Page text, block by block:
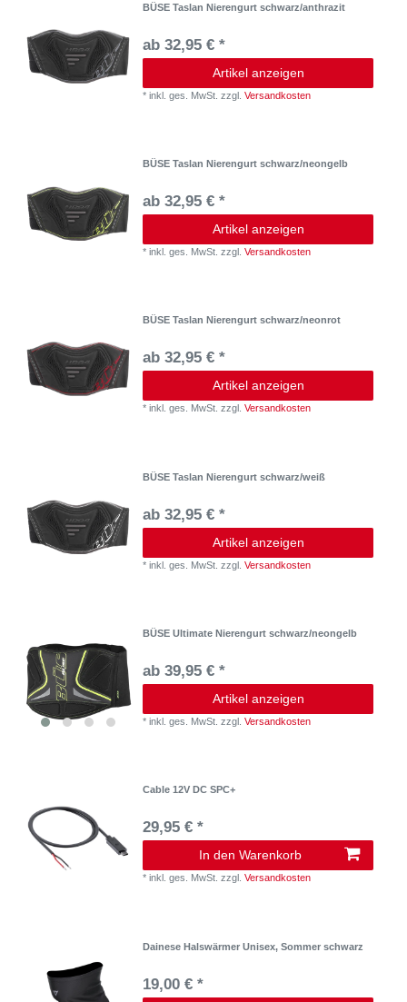
BÜSE Taslan Nierengurt schwarz/anthrazit
ab 32,95 € *
Artikel anzeigen
*inkl. ges. MwSt. zzgl.Versandkosten
BÜSE Taslan Nierengurt schwarz/neongelb
ab 32,95 € *
Artikel anzeigen
*inkl. ges. MwSt. zzgl.Versandkosten
BÜSE Taslan Nierengurt schwarz/neonrot
ab 32,95 € *
Artikel anzeigen
*inkl. ges. MwSt. zzgl.Versandkosten
BÜSE Taslan Nierengurt schwarz/weiß
ab 32,95 € *
Artikel anzeigen
*inkl. ges. MwSt. zzgl.Versandkosten
BÜSE Ultimate Nierengurt schwarz/neongelb
ab 39,95 € *
Artikel anzeigen
*inkl. ges. MwSt. zzgl.Versandkosten
Cable 12V DC SPC+
29,95 € *
In den Warenkorb
*inkl. ges. MwSt. zzgl.Versandkosten
Dainese Halswärmer Unisex, Sommer schwarz
19,00 € *